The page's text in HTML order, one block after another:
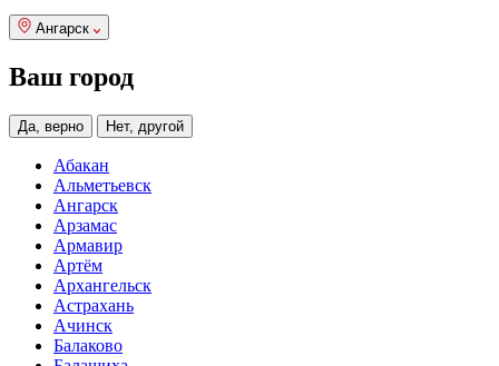
Ангарск
Ваш город
Да, верно Нет, другой
Абакан
Альметьевск
Ангарск
Арзамас
Армавир
Артём
Архангельск
Астрахань
Ачинск
Балаково